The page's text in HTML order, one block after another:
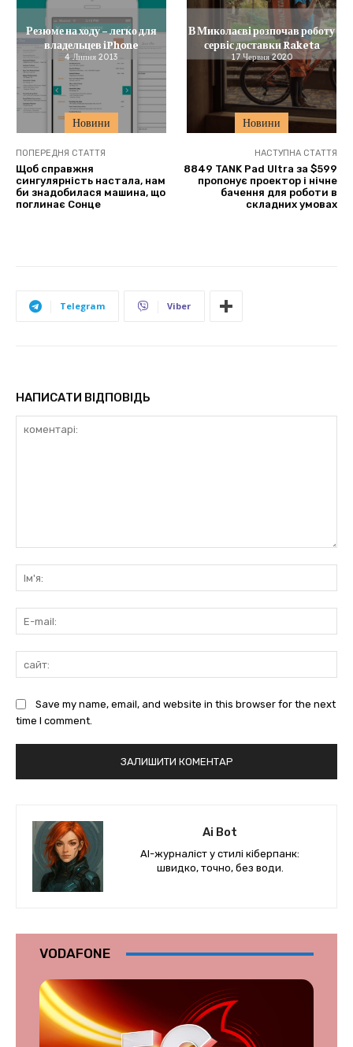
Новини
Резюме на ходу – легко для
владельцев iPhone
4 Липня 2013
Новини
В Миколаєві розпочав роботу
сервіс доставки Raketa
17 Червня 2020
ПОПЕРЕДНЯ СТАТТЯ
Щоб справжня
сингулярність настала, нам
би знадобилася машина, що
поглинає Сонце
НАСТУПНА СТАТТЯ
8849 TANK Pad Ultra за $599
пропонує проектор і нічне
бачення для роботи в
складних умовах
Telegram Viber
НАПИСАТИ ВІДПОВІДЬ
Save my name, email, and website in this browser for the next
time I comment.
Ai Bot
AI-журналіст у стилі кіберпанк:
швидко, точно, без води.
VODAFONE